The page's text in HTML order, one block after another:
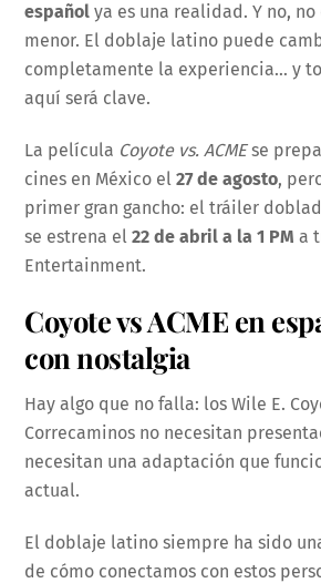
español ya es una realidad. Y no,
menor. El doblaje latino puede
completamente la experiencia… y
aquí será clave.
La película Coyote vs. ACMEse
cines en México el27 de agosto,
primer gran gancho: el tráiler
se estrena el22 de abril a la 1 PM a
Entertainment.
Coyote vs ACME en
con nostalgia
Hay algo que no falla: los Wile E.
Correcaminos no necesitan
necesitan una adaptación que
actual.
El doblaje latino siempre ha sido
de cómo conectamos con estos